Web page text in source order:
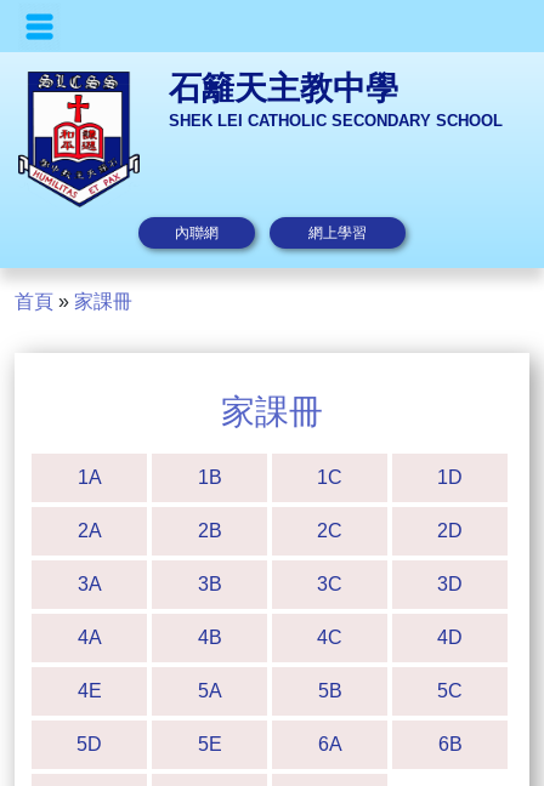
石籬天主教中學
SHEK LEI CATHOLIC SECONDARY SCHOOL
內聯網 網上學習
首頁 » 家課冊
家課冊
1A 1B 1C 1D
2A 2B 2C 2D
3A 3B 3C 3D
4A 4B 4C 4D
4E 5A 5B 5C
5D 5E 6A 6B